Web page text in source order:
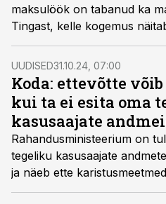
maksulöök on tabanud ka
Tingast, kelle kogemus
kuid pika ooteajaga.
UUDISED31.10.24, 07:00
Koda: ettevõtte
kui ta ei esita oma
kasusaajate
Rahandusministeerium on
tegeliku kasusaajate
ja näeb ette
tegelike kasusaajate andmed